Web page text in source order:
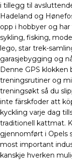
i tillegg til
Hadeland og
opp i hobbyer og
sykling, fisking,
lego, star trek-
garasjebygging og
Denne GPS
treningsrutiner og
treningsøkt så du
inte färskfoder att
kyckling varje dag
traditionell kattmat.
gjennomført i Opels
most important
kanskje hverken